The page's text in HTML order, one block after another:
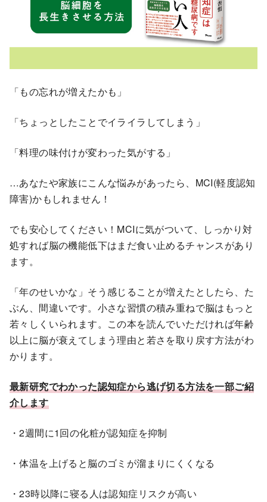
「もの忘れが増えたかも」
「ちょっとしたことでイライラしてしまう」
「料理の味付けが変わった気がする」
…あなたや家族にこんな悩みがあったら、MCI(軽度認知
障害)かもしれません！
でも安心してください！MCIに気がついて、しっかり対
処すれば脳の機能低下はまだ食い止めるチャンスがあり
ます。
「年のせいかな」そう感じることが増えたとしたら、た
ぶん、間違いです。小さな習慣の積み重ねで脳はもっと
若々しくいられます。この本を読んでいただければ年齢
以上に脳が衰えてしまう理由と若さを取り戻す方法がわ
かります。
最新研究でわかった認知症から逃げ切る方法を一部ご紹
介します
・2週間に1回の化粧が認知症を抑制
・体温を上げると脳のゴミが溜まりにくくなる
・23時以降に寝る人は認知症リスクが高い